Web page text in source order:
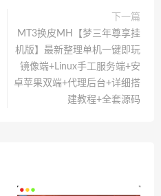
下一篇
MT3换皮MH【梦三年尊享挂
机版】最新整理单机一键即玩
镜像端+Linux手工服务端+安
卓苹果双端+代理后台+详细搭
建教程+全套源码